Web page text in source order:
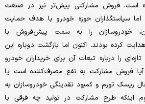
است. فروش مشارکتی پیش‌تر نیز در صنعت
سیاستگذاران حوزه خودرو با هدف حمایت
خودروسازان را به سمت پیش‌فروش با
کرده بودند. اکنون اما بازگشت دوباره این
را درباره تبعات آن برای خریداران خودرو
آیا فروش مشارکت به نفع مصرف‌کننده است یا
ریسک تورم و کمبود نقدینگی خودروسازان به
اینکه طرح مشارکت در تولید چه فرقی با